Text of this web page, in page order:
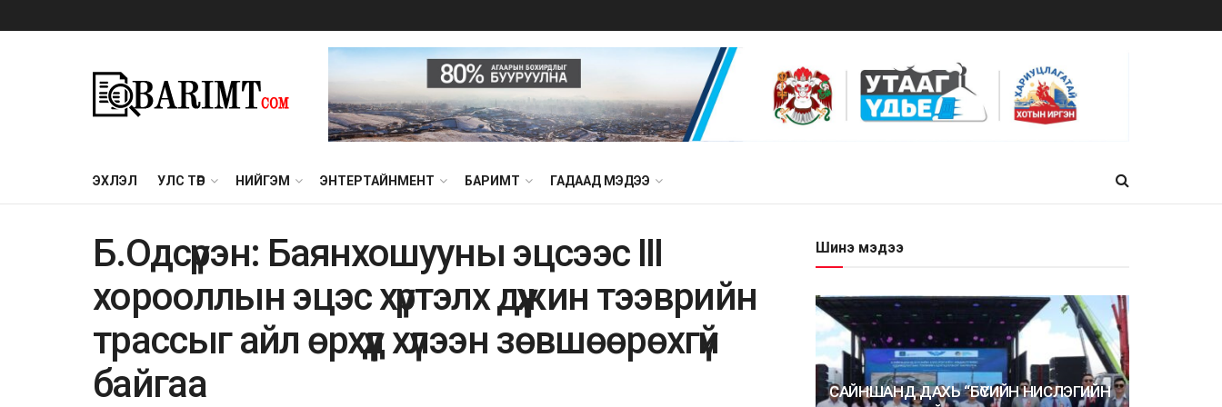
ЭХЛЭЛ УЛС ТӨР НИЙГЭМ ЭНТЕРТАЙНМЕНТ БАРИМТ ГАДААД МЭДЭЭ
Б.Одсүрэн: Баянхошууны эцсээс III
хорооллын эцэс хүртэлх дүүжин тээврийн
трассыг айл өрхүүд хүлээн зөвшөөрөхгүй
байгаа
Шинэ мэдээ
САЙНШАНД ДАХЬ “БҮСИЙН НИСЛЭГИЙН